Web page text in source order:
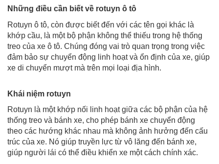
Những điều cần biết về rotuyn ô tô
Rotuyn ô tô, còn được biết đến với các tên gọi khác là
khớp cầu, là một bộ phận không thể thiếu trong hệ thống
treo của xe ô tô. Chúng đóng vai trò quan trọng trong việc
đảm bảo sự chuyển động linh hoạt và ổn định của xe, giúp
xe di chuyển mượt mà trên mọi loại địa hình.
Khái niệm rotuyn
Rotuyn là một khớp nối linh hoạt giữa các bộ phận của hệ
thống treo và bánh xe, cho phép bánh xe chuyển động
theo các hướng khác nhau mà không ảnh hưởng đến cấu
trúc của xe. Nó giúp truyền lực từ vô lăng đến bánh xe,
giúp người lái có thể điều khiển xe một cách chính xác.